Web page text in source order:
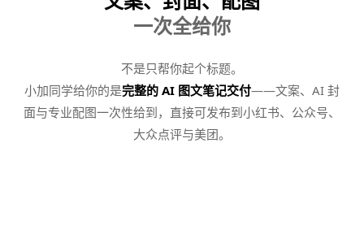
一次全给你
不是只帮你起个标题。
小加同学给你的是完整的 AI 图文笔记交付——文案、AI 封
面与专业配图一次性给到，直接可发布到小红书、公众号、
大众点评与美团。